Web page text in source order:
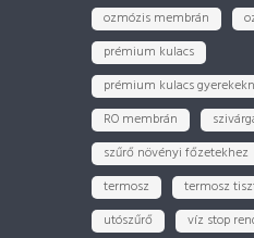
ozmózis membrán
prémium kulacs
prémium kulacs
RO membrán
szűrő növényi főzetekhez
termosz
termosz
utószűrő
víz stop